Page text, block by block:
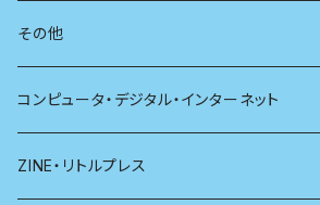
別冊太陽
社会
哲学
医学
地理
雷鳥社辞典シリーズ
その他
珈琲
雑貨
コンピュータ・デジタル・インターネット
ZINE・リトルプレス